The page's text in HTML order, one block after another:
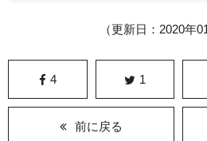
（更新日：2020年
4 1
前に戻る